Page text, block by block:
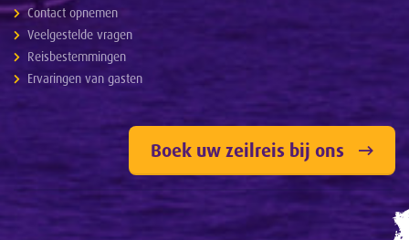
Contact opnemen
Veelgestelde vragen
Reisbestemmingen
Ervaringen van gasten
Boek uw zeilreis bij ons